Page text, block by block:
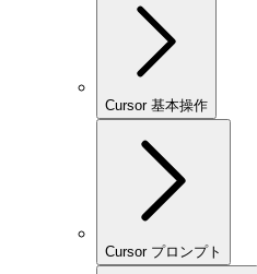
Cursor 基本操作
Cursor プロンプト